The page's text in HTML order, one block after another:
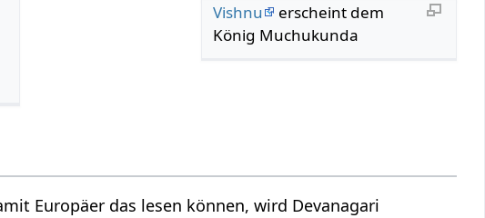
Vishnu
erscheint dem
König Muchukunda
Europäer das lesen können, wird Devanagari